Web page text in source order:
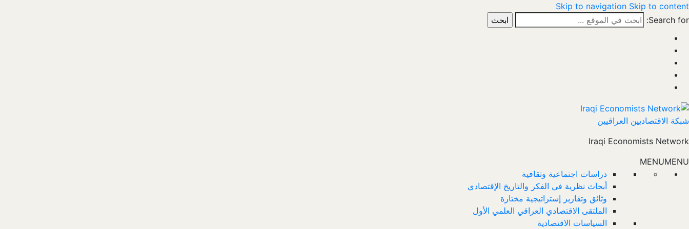
Skip to navigation Skip to content
Search for:
شبكة الاقتصاديين العراقيين
Iraqi Economists Network
MENUMENU
دراسات اجتماعية وثقافية
أبحاث نظرية في الفكر والتاريخ الإقتصادي
وثائق وتقارير إستراتيجية مختارة
الملتقى الاقتصادي العراقي العلمي الأول
السياسات الاقتصادية